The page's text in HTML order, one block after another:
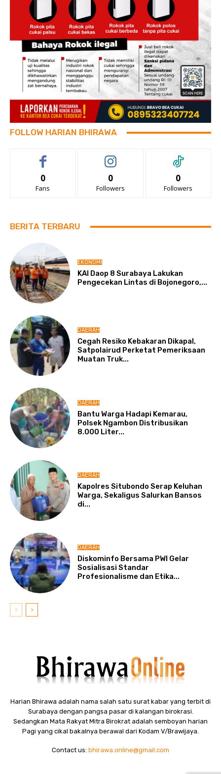
FOLLOW HARIAN BHIRAWA
0
Fans
0
Followers
0
Followers
BERITA TERBARU
EKONOMI
KAI Daop 8 Surabaya Lakukan
Pengecekan Lintas di Bojonegoro,...
DAERAH
Cegah Resiko Kebakaran Dikapal,
Satpolairud Perketat Pemeriksaan
Muatan Truk...
DAERAH
Bantu Warga Hadapi Kemarau,
Polsek Ngambon Distribusikan
8.000 Liter...
DAERAH
Kapolres Situbondo Serap Keluhan
Warga, Sekaligus Salurkan Bansos
di...
DAERAH
Diskominfo Bersama PWI Gelar
Sosialisasi Standar
Profesionalisme dan Etika...
Harian Bhirawa adalah nama salah satu surat kabar yang terbit di
Surabaya dengan pangsa pasar di kalangan birokrasi.
Sedangkan Mata Rakyat Mitra Birokrat adalah semboyan harian
Pagi yang cikal bakalnya berawal dari Kodam V/Brawijaya.
Contact us: bhirawa.online@gmail.com